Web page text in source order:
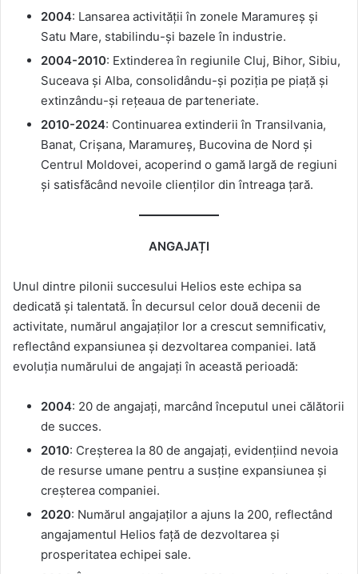
2004: Lansarea activității în zonele Maramureș și
Satu Mare, stabilindu-și bazele în industrie.
2004-2010: Extinderea în regiunile Cluj, Bihor, Sibiu,
Suceava și Alba, consolidându-și poziția pe piață și
extinzându-și rețeaua de parteneriate.
2010-2024: Continuarea extinderii în Transilvania,
Banat, Crișana, Maramureș, Bucovina de Nord și
Centrul Moldovei, acoperind o gamă largă de regiuni
și satisfăcând nevoile clienților din întreaga țară.
ANGAJAȚI
Unul dintre pilonii succesului Helios este echipa sa
dedicată și talentată. În decursul celor două decenii de
activitate, numărul angajaților lor a crescut semnificativ,
reflectând expansiunea și dezvoltarea companiei. Iată
evoluția numărului de angajați în această perioadă:
2004: 20 de angajați, marcând începutul unei călătorii
de succes.
2010: Creșterea la 80 de angajați, evidențiind nevoia
de resurse umane pentru a susține expansiunea și
creșterea companiei.
2020: Numărul angajaților a ajuns la 200, reflectând
angajamentul Helios față de dezvoltarea și
prosperitatea echipei sale.